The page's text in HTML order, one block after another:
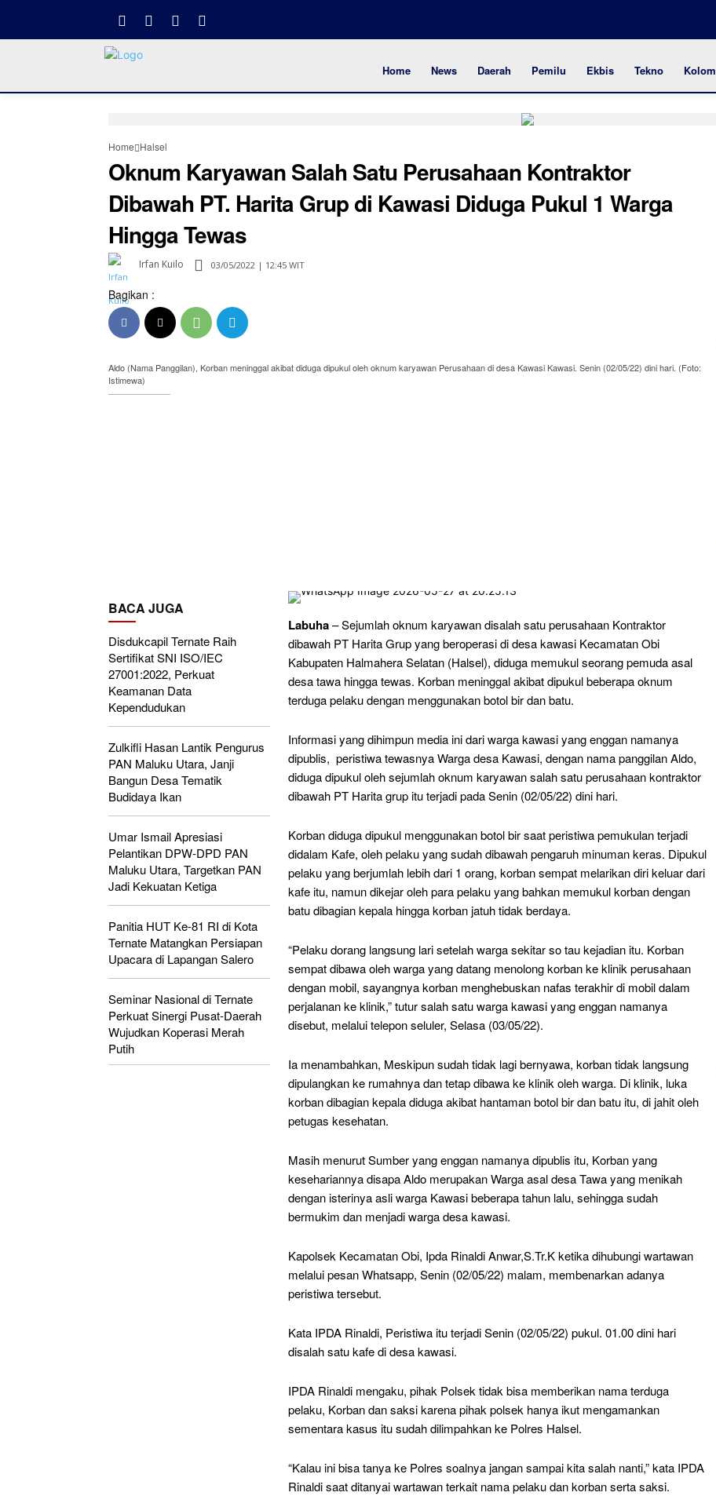
Home News Daerah Pemilu Ekbis Tekno Kolom
Home Halsel
Oknum Karyawan Salah Satu Perusahaan Kontraktor
Dibawah PT. Harita Grup di Kawasi Diduga Pukul 1 Warga
Hingga Tewas
Irfan Kuilo 03/05/2022 | 12:45 WIT
Bagikan :
Aldo (Nama Panggilan), Korban meninggal akibat diduga dipukul oleh oknum karyawan Perusahaan di desa Kawasi Kawasi. Senin (02/05/22) dini hari. (Foto:
Istimewa)
BACA JUGA
Disdukcapil Ternate Raih
Sertifikat SNI ISO/IEC
27001:2022, Perkuat
Keamanan Data
Kependudukan
Zulkifli Hasan Lantik Pengurus
PAN Maluku Utara, Janji
Bangun Desa Tematik
Budidaya Ikan
Umar Ismail Apresiasi
Pelantikan DPW-DPD PAN
Maluku Utara, Targetkan PAN
Jadi Kekuatan Ketiga
Panitia HUT Ke-81 RI di Kota
Ternate Matangkan Persiapan
Upacara di Lapangan Salero
Seminar Nasional di Ternate
Perkuat Sinergi Pusat-Daerah
Wujudkan Koperasi Merah
Putih
Labuha– Sejumlah oknum karyawan disalah satu perusahaan Kontraktor
dibawah PT Harita Grup yang beroperasi di desa kawasi Kecamatan Obi
Kabupaten Halmahera Selatan (Halsel), diduga memukul seorang pemuda asal
desa tawa hingga tewas. Korban meninggal akibat dipukul beberapa oknum
terduga pelaku dengan menggunakan botol bir dan batu.
Informasi yang dihimpun media ini dari warga kawasi yang enggan namanya
dipublis, peristiwa tewasnya Warga desa Kawasi, dengan nama panggilan Aldo,
diduga dipukul oleh sejumlah oknum karyawan salah satu perusahaan kontraktor
dibawah PT Harita grup itu terjadi pada Senin (02/05/22) dini hari.
Korban diduga dipukul menggunakan botol bir saat peristiwa pemukulan terjadi
didalam Kafe, oleh pelaku yang sudah dibawah pengaruh minuman keras. Dipukul
pelaku yang berjumlah lebih dari 1 orang, korban sempat melarikan diri keluar dari
kafe itu, namun dikejar oleh para pelaku yang bahkan memukul korban dengan
batu dibagian kepala hingga korban jatuh tidak berdaya.
“Pelaku dorang langsung lari setelah warga sekitar so tau kejadian itu. Korban
sempat dibawa oleh warga yang datang menolong korban ke klinik perusahaan
dengan mobil, sayangnya korban menghebuskan nafas terakhir di mobil dalam
perjalanan ke klinik,” tutur salah satu warga kawasi yang enggan namanya
disebut, melalui telepon seluler, Selasa (03/05/22).
Ia menambahkan, Meskipun sudah tidak lagi bernyawa, korban tidak langsung
dipulangkan ke rumahnya dan tetap dibawa ke klinik oleh warga. Di klinik, luka
korban dibagian kepala diduga akibat hantaman botol bir dan batu itu, di jahit oleh
petugas kesehatan.
Masih menurut Sumber yang enggan namanya dipublis itu, Korban yang
kesehariannya disapa Aldo merupakan Warga asal desa Tawa yang menikah
dengan isterinya asli warga Kawasi beberapa tahun lalu, sehingga sudah
bermukim dan menjadi warga desa kawasi.
Kapolsek Kecamatan Obi, Ipda Rinaldi Anwar,S.Tr.K ketika dihubungi wartawan
melalui pesan Whatsapp, Senin (02/05/22) malam, membenarkan adanya
peristiwa tersebut.
Kata IPDA Rinaldi, Peristiwa itu terjadi Senin (02/05/22) pukul. 01.00 dini hari
disalah satu kafe di desa kawasi.
IPDA Rinaldi mengaku, pihak Polsek tidak bisa memberikan nama terduga
pelaku, Korban dan saksi karena pihak polsek hanya ikut mengamankan
sementara kasus itu sudah dilimpahkan ke Polres Halsel.
“Kalau ini bisa tanya ke Polres soalnya jangan sampai kita salah nanti,” kata IPDA
Rinaldi saat ditanyai wartawan terkait nama pelaku dan korban serta saksi.